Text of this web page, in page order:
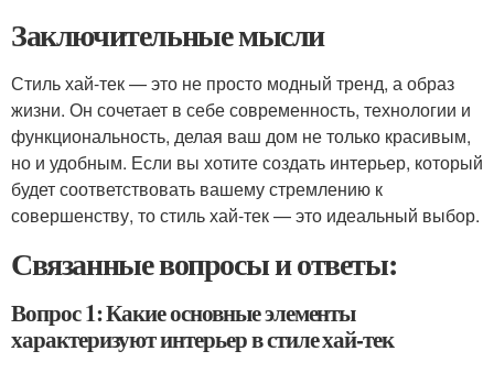
Заключительные мысли
Стиль хай-тек — это не просто модный тренд, а образ
жизни. Он сочетает в себе современность, технологии и
функциональность, делая ваш дом не только красивым,
но и удобным. Если вы хотите создать интерьер, который
будет соответствовать вашему стремлению к
совершенству, то стиль хай-тек — это идеальный выбор.
Связанные вопросы и ответы:
Вопрос 1: Какие основные элементы
характеризуют интерьер в стиле хай-тек